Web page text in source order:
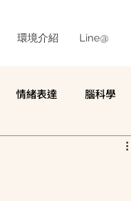
環境介紹 Line@
情緒表達 腦科學